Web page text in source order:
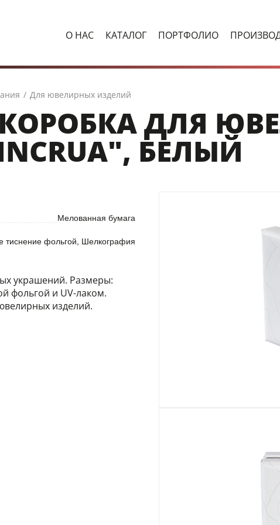
О НАС КАТАЛОГ ПОРТФОЛИО
/ Для ювелирных изделий
ДЛЯ
БЕЛЫЙ
Мелованная бумага
тиснение фольгой, Шелкография
украшений. Размеры:
фольгой и UV-лаком.
изделий.